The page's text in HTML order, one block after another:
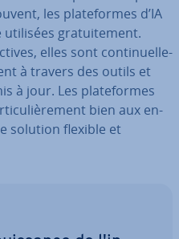
les pla­te­formes d’IA
utilisées gra­tui­te­ment.
elles sont con­ti­nuel­le­
à travers des outils et
à jour. Les pla­te­formes
bien aux en­
solution flexible et